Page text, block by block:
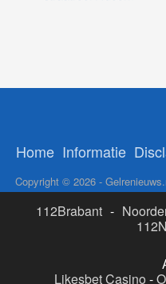
Home Informatie
Copyright © 2026 -
112Brabant -
Likesbet Casino -